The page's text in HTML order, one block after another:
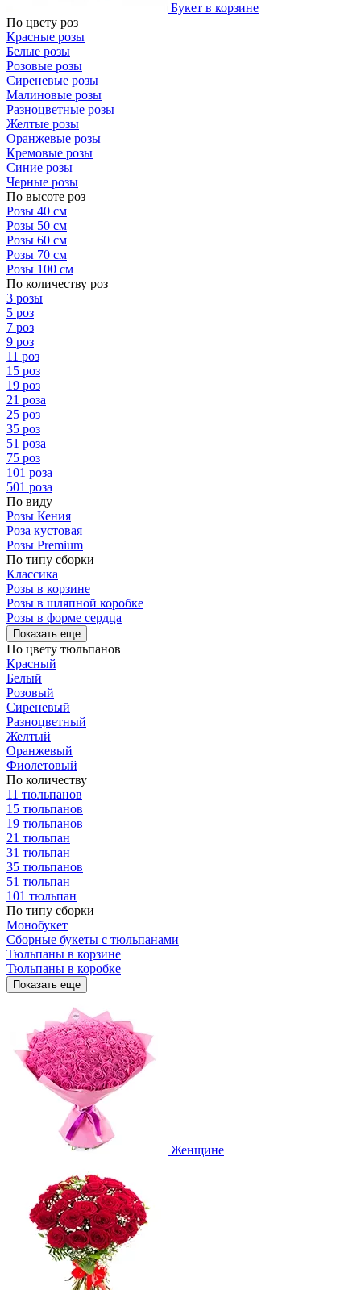
Букет в корзине
По цвету роз
Красные розы
Белые розы
Розовые розы
Сиреневые розы
Малиновые розы
Разноцветные розы
Желтые розы
Оранжевые розы
Кремовые розы
Синие розы
Черные розы
По высоте роз
Розы 40 см
Розы 50 см
Розы 60 см
Розы 70 см
Розы 100 см
По количеству роз
3 розы
5 роз
7 роз
9 роз
11 роз
15 роз
19 роз
21 роза
25 роз
35 роз
51 роза
75 роз
101 роза
501 роза
По виду
Розы Кения
Роза кустовая
Розы Premium
По типу сборки
Классика
Розы в корзине
Розы в шляпной коробке
Розы в форме сердца
Показать еще
По цвету тюльпанов
Красный
Белый
Розовый
Сиреневый
Разноцветный
Желтый
Оранжевый
Фиолетовый
По количеству
11 тюльпанов
15 тюльпанов
19 тюльпанов
21 тюльпан
31 тюльпан
35 тюльпанов
51 тюльпан
101 тюльпан
По типу сборки
Монобукет
Сборные букеты с тюльпанами
Тюльпаны в корзине
Тюльпаны в коробке
Показать еще
Женщине